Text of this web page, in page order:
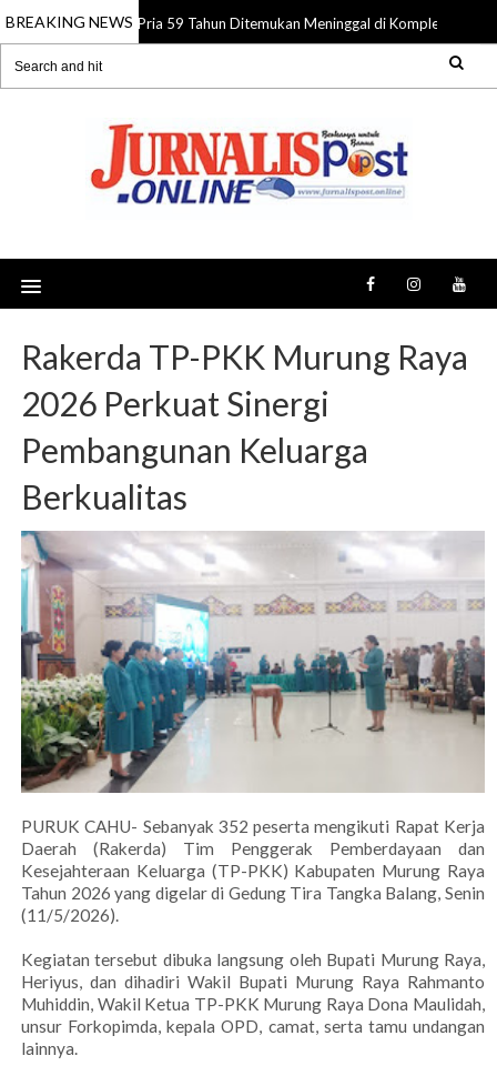
BREAKING NEWS
08 Aug 2026 Pria 59 Tahun Ditemukan Meninggal di Komplek Pasar
Rakerda TP-PKK Murung Raya
2026 Perkuat Sinergi
Pembangunan Keluarga
Berkualitas
PURUK CAHU- Sebanyak 352 peserta mengikuti Rapat Kerja
Daerah (Rakerda) Tim Penggerak Pemberdayaan dan
Kesejahteraan Keluarga (TP-PKK) Kabupaten Murung Raya
Tahun 2026 yang digelar di Gedung Tira Tangka Balang, Senin
(11/5/2026).
Kegiatan tersebut dibuka langsung oleh Bupati Murung Raya,
Heriyus, dan dihadiri Wakil Bupati Murung Raya Rahmanto
Muhiddin, Wakil Ketua TP-PKK Murung Raya Dona Maulidah,
unsur Forkopimda, kepala OPD, camat, serta tamu undangan
lainnya.